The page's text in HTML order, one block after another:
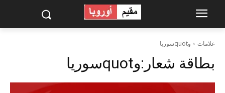
علامات وquotسوريا
بطاقة شعار:وquotسوريا